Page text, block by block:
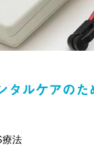
タルケアの
療法